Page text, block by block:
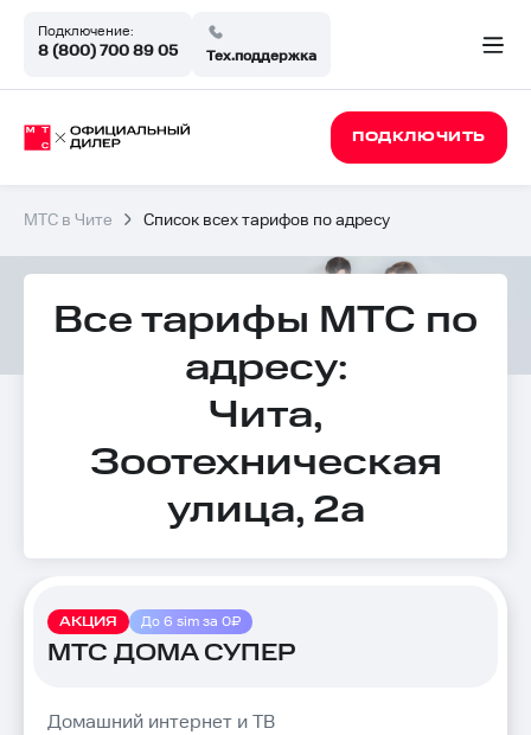
Подключение:
8 (800) 700 89 05 Тех.поддержка
ПОДКЛЮЧИТЬ
МТС в Чите Список всех тарифов по адресу
Все тарифы МТС по
адресу:
Чита,
Зоотехническая
улица, 2а
АКЦИЯ До 6 sim за 0₽
МТС ДОМА СУПЕР
Домашний интернет и ТВ